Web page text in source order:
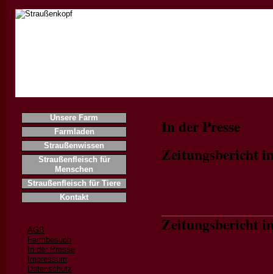
Unsere Farm
Farmladen
Straußenwissen
Straußenfleisch für
Menschen
Straußenfleisch für Tiere
Kontakt
AGB
Farmbesuch
In der Presse
Impressum
Datenschutz
In der Presse
Zeitungsbericht
Zeitungsbericht